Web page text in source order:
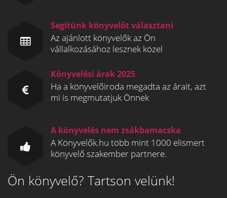
Segítünk könyvelőt választani
Az ajánlott könyvelők az Ön
vállalkozásához lesznek közel
Könyvelési árak 2025
Ha a könyvelőiroda megadta az árait, azt
mi is megmutatjuk Önnek
A könyvelés nem zsákbamacska
A Könyvelők.hu több mint 1000 elismert
könyvelő szakember partnere.
Ön könyvelő? Tartson velünk!